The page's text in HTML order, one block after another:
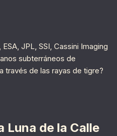
JPL, SSI, Cassini Imaging
subterráneos de
través de las rayas de tigre?
Luna de la Calle